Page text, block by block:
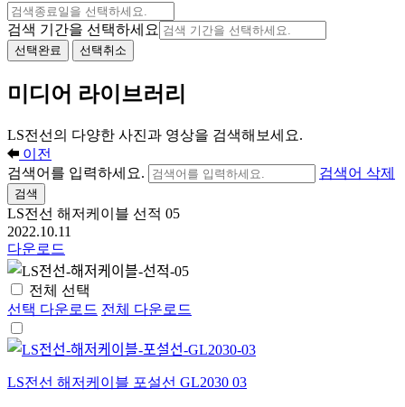
검색 기간을 선택하세요
선택완료 선택취소
미디어 라이브러리
LS전선의 다양한 사진과 영상을 검색해보세요.
이전
검색어를 입력하세요.
검색어 삭제
검색
LS전선 해저케이블 선적 05
2022.10.11
다운로드
전체 선택
선택 다운로드 전체 다운로드
LS전선 해저케이블 포설선 GL2030 03